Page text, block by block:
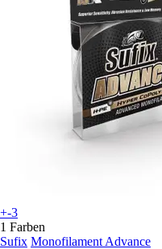
+-3
1 Farben
Sufix Monofilament Advance